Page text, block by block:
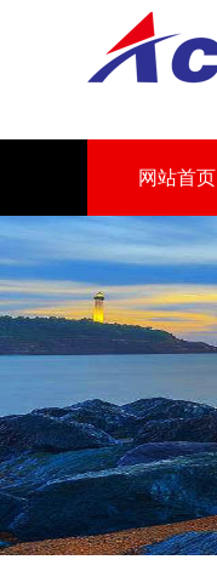
网站首页